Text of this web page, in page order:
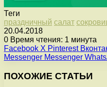
Теги
праздничный салат
20.04.2018
0 Время чтения: 1 минута
Facebook X Pinterest
Messenger Messenger
ПОХОЖИЕ СТАТЬИ